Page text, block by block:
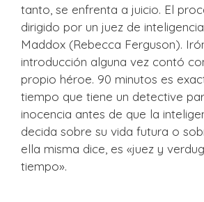
tanto, se enfrenta a juicio. El
dirigido por un juez de
Maddox (Rebecca Ferguson).
introducción alguna vez contó
propio héroe. 90 minutos es
tiempo que tiene un detective
inocencia antes de que la
decida sobre su vida futura o
ella misma dice, es «juez y
tiempo».